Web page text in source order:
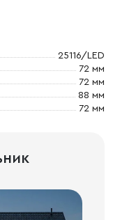
25116/LED
72 мм
72 мм
88 мм
72 мм